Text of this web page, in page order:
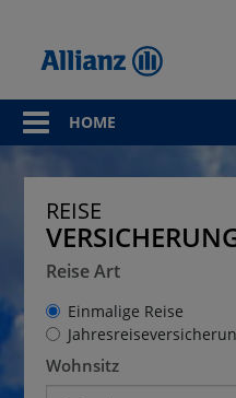
HOME
REISE
Reise Art
Einmalige Reise
Wohnsitz